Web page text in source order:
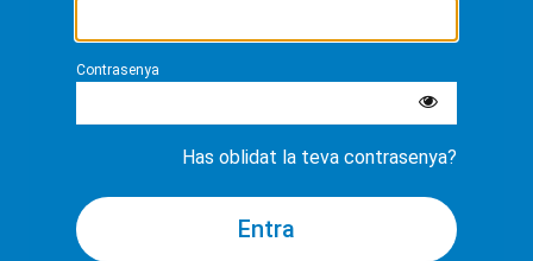
Contrasenya
Has oblidat la teva contrasenya?